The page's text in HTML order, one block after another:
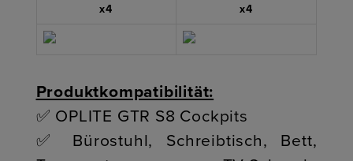
x4 x4
Produktkompatibilität:
✅ OPLITE GTR S8 Cockpits
✅ Bürostuhl, Schreibtisch, Bett,